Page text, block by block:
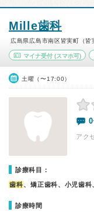
Mille歯科
広島県広島市南区皆実町（皆
マイナ受付 (スマホ可)
土曜（〜17:00）
アク
診療科目：
歯科、矯正歯科、小児歯科
診療時間